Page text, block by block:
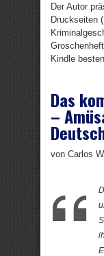
Der Autor
Druckseiten
Kindle
Das
–
von Carlos